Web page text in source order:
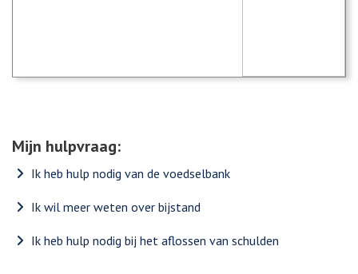
Mijn hulpvraag:
Ik heb hulp nodig van de voedselbank
Ik wil meer weten over bijstand
Ik heb hulp nodig bij het aflossen van schulden